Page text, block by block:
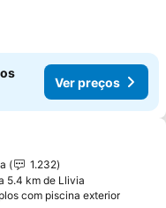
Ver preços
aos favoritos
1.232
5.4 km de Llivia
com piscina exteriorVer